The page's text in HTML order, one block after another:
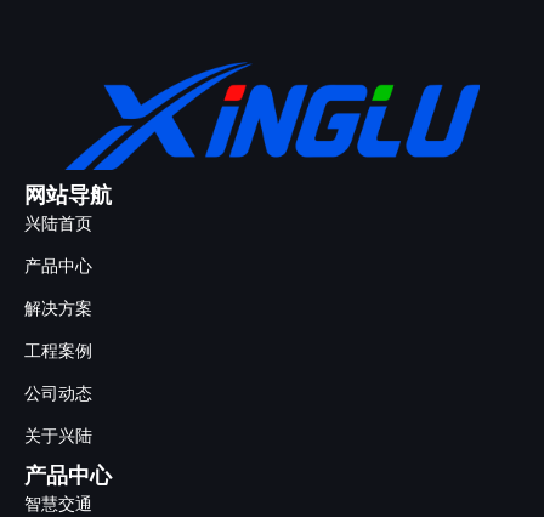
网站导航
兴陆首页
产品中心
解决方案
工程案例
公司动态
关于兴陆
产品中心
智慧交通